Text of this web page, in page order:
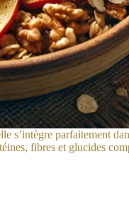
s’intègre parfaitement
fibres et glucides